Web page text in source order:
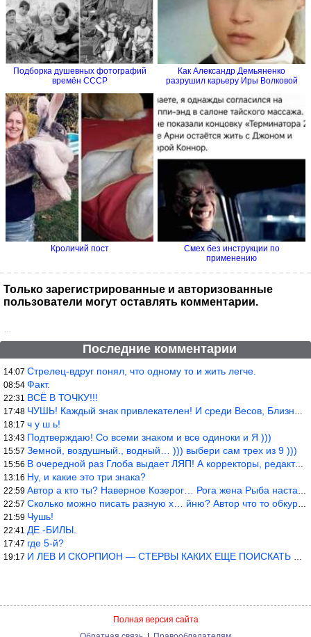
Подборка душевных фотографий
времён СССР
Как Александр Демьяненко
разрушил карьеру Иры Волковой
Кроличий пост
Смех без инструкции по
применению
Только зарегистрированные и авторизованные
пользователи могут оставлять комментарии.
Последние комментарии
14:07 Стрелец-вдруг понял, что одному то и жить легче.
08:54 Факт.
22:31 ВСЁ В ТОЧКУ!!!
17:48 ЧУШЬ! Каждый знак привлекателен! И среди Весов, Близнецов встреч
18:17 ч у ш ь!
13:43 Подтверждаю! Со всеми знаком и все одиноки и Я )))
15:57 Земной, воздушный., водный… ))) выбери сам трех из 9 )))
15:56 В очередной раз Глоба выдает ЛЯП! А корректоры, редакторы пропус
13:16 Ну, и какие это три знака?
22:59 Автор а кто ты? Наверное Козерог… Рога жена Рыба наставила ))
22:57 Сколько можно писать разную х… йню? Автор что то обкурился?
21:59 Чушь!
22:41 ДЕ -БИЛЫ.
17:47 где 5-й?
19:17 И ЛЕВ И СКОРПИОН — СТЕРВЫ КАКИХ ЕЩЕ ПОИСКАТЬ НАДО
Полная версия сайта